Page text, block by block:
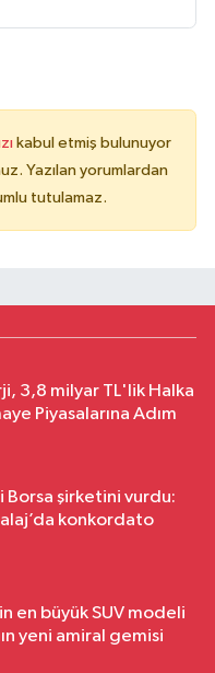
kabul etmiş bulunuyor
Yazılan yorumlardan
tutulamaz.
3,8 milyar TL'lik Halka
Piyasalarına Adım
şirketini vurdu:
konkordato
en büyük SUV modeli
yeni amiral gemisi